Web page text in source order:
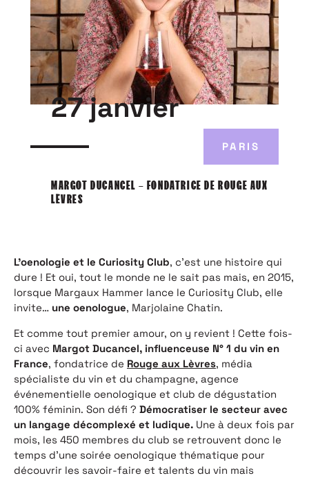
27 janvier
PARIS
MARGOT DUCANCEL – FONDATRICE DE ROUGE AUX
LÈVRES
L’oenologie et le Curiosity Club, c’est une histoire qui
dure ! Et oui, tout le monde ne le sait pas mais, en 2015,
lorsque Margaux Hammer lance le Curiosity Club, elle
invite… une oenologue, Marjolaine Chatin.
Et comme tout premier amour, on y revient ! Cette fois-
ci avec Margot Ducancel, influenceuse N° 1 du vin en
France, fondatrice de Rouge aux Lèvres, média
spécialiste du vin et du champagne, agence
événementielle oenologique et club de dégustation
100% féminin. Son défi ? Démocratiser le secteur avec
un langage décomplexé et ludique. Une à deux fois par
mois, les 450 membres du club se retrouvent donc le
temps d’une soirée oenologique thématique pour
découvrir les savoir-faire et talents du vin mais